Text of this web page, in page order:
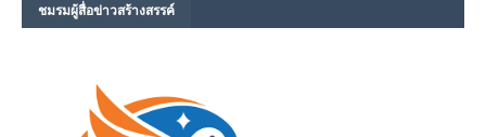
ชมรม​ผู้สื่อข่าวสร้างสรรค์​